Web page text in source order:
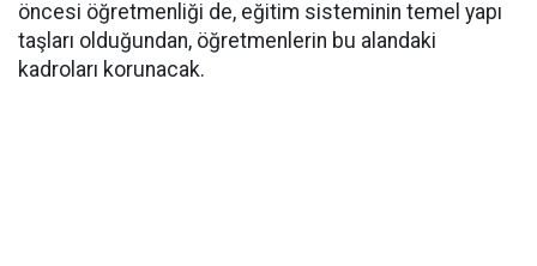
öncesi öğretmenliği de, eğitim sisteminin temel yapı
taşları olduğundan, öğretmenlerin bu alandaki
kadroları korunacak.